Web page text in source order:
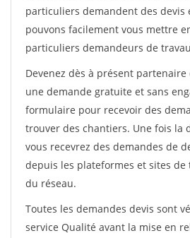
particuliers demandent des devis
pouvons facilement vous mettre
particuliers demandeurs de
Devenez dès à présent partenaire
une demande gratuite et sans
formulaire pour recevoir des
trouver des chantiers. Une fois la
vous recevrez des demandes de
depuis les plateformes et sites de
du réseau.
Toutes les demandes devis sont
service Qualité avant la mise en